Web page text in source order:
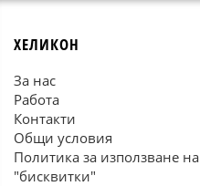
ХЕЛИКОН
За нас
Работа
Контакти
Общи условия
Политика за използване на
"бисквитки"